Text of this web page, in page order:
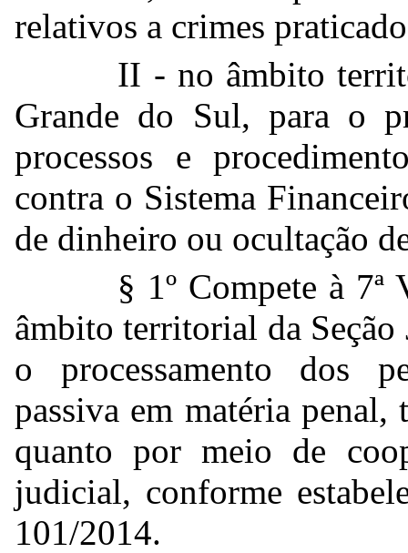
relativos a crimes
II - no âmbito
Grande do Sul, para o
processos e
contra o Sistema
de dinheiro ou ocultação
§ 1º Compete à
âmbito territorial da
o processamento dos
passiva em matéria
quanto por meio de
judicial, conforme
101/2014.